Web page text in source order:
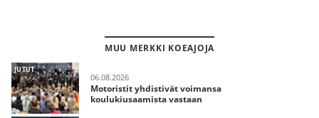
MUU MERKKI KOEAJOJA
JUTUT
06.08.2026
Motoristit yhdistivät voimansa
koulukiusaamista vastaan